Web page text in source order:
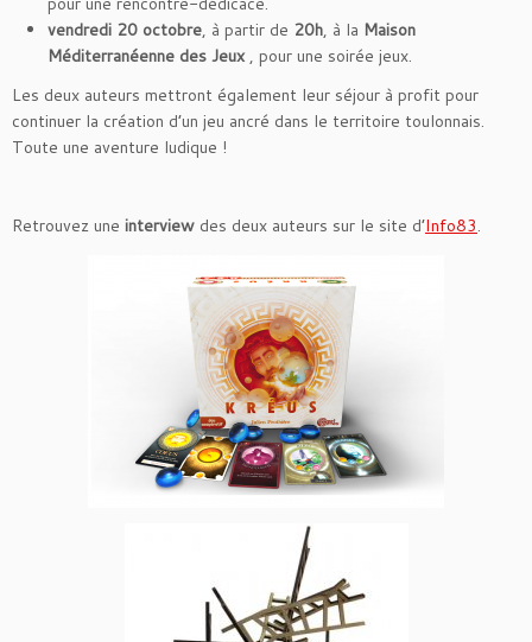
vendredi 20 octobre, à partir de 20h, à la Maison
Méditerranéenne des Jeux, pour une soirée jeux.
Les deux auteurs mettront également leur séjour à profit pour
continuer la création d’un jeu ancré dans le territoire toulonnais.
Toute une aventure ludique !
Retrouvez une interview des deux auteurs sur le site d’Info83.